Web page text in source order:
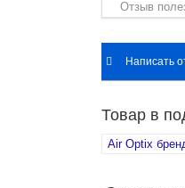
Отзыв
Написать
Товар в
Air Optix